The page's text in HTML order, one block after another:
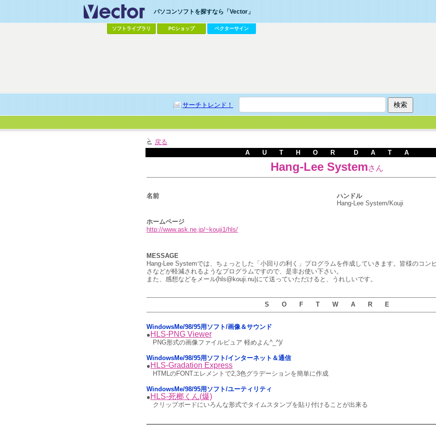
パソコンソフトを探すなら「Vector」
ソフトライブラリ PCショップ ベクターサイン
サーチトレンド！
戻る
A U T H O R D A T A
Hang-Lee Systemさん
名前
ハンドル
Hang-Lee System/Kouji
ホームページ
http://www.ask.ne.jp/~kouji1/hls/
MESSAGE
Hang-Lee Systemでは、ちょっとした「小回りの利く」プログラムを作成していきます。皆様のコン
さなどが軽減されるようなプログラムですので、是非お使い下さい。
また、感想などをメール(hls@kouji.nu)にて送っていただけると、うれしいです。
S O F T W A R E
WindowsMe/98/95用ソフト/画像＆サウンド
● HLS-PNG Viewer
PNG形式の画像ファイルビュア 軽めよん^_^)/
WindowsMe/98/95用ソフト/インターネット＆通信
● HLS-Gradation Express
HTMLのFONTエレメントで2,3色グラデーションを簡単に作成
WindowsMe/98/95用ソフト/ユーティリティ
● HLS-死榔くん(爆)
クリップボードにいろんな形式でタイムスタンプを貼り付けることが出来る